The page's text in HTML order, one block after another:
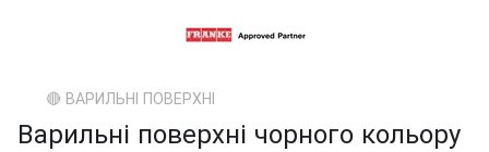
🔴 ВАРИЛЬНІ ПОВЕРХНІ
Варильні поверхні чорного кольору